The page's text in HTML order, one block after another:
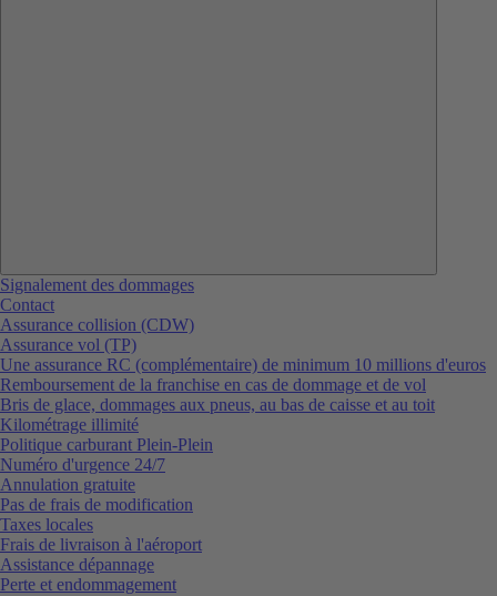
Signalement des dommages
Contact
Assurance collision (CDW)
Assurance vol (TP)
Une assurance RC (complémentaire) de minimum 10 millions d'euros
Remboursement de la franchise en cas de dommage et de vol
Bris de glace, dommages aux pneus, au bas de caisse et au toit
Kilométrage illimité
Politique carburant Plein-Plein
Numéro d'urgence 24/7
Annulation gratuite
Pas de frais de modification
Taxes locales
Frais de livraison à l'aéroport
Assistance dépannage
Perte et endommagement